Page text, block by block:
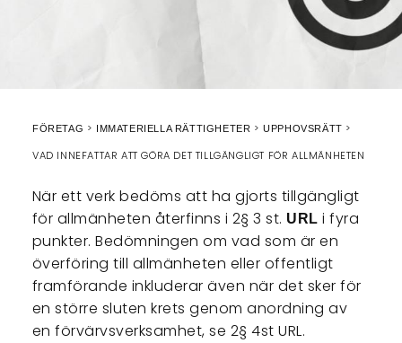
FÖRETAG IMMATERIELLA RÄTTIGHETER UPPHOVSRÄTT
VAD INNEFATTAR ATT GÖRA DET TILLGÄNGLIGT FÖR ALLMÄNHETEN
När ett verk bedöms att ha gjorts tillgängligt
för allmänheten återfinns i 2§ 3 st. URL i fyra
punkter. Bedömningen om vad som är en
överföring till allmänheten eller offentligt
framförande inkluderar även när det sker för
en större sluten krets genom anordning av
en förvärvsverksamhet, se 2§ 4st URL.